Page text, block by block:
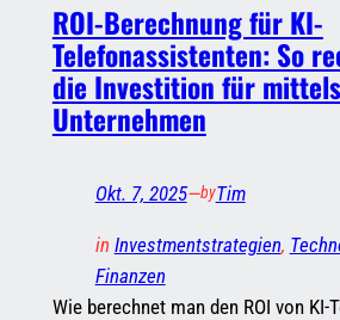
ROI-Berechnung für KI-
Telefonassistenten: So
die Investition für
Unternehmen
Okt. 7, 2025—byTim
in Investmentstrategien,
Finanzen
Wie berechnet man den ROI von